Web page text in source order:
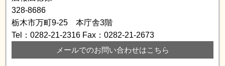
328-8686
栃木市万町9-25 本庁舎3階
Tel：0282-21-2316 Fax：0282-21-2673
メールでのお問い合わせはこちら